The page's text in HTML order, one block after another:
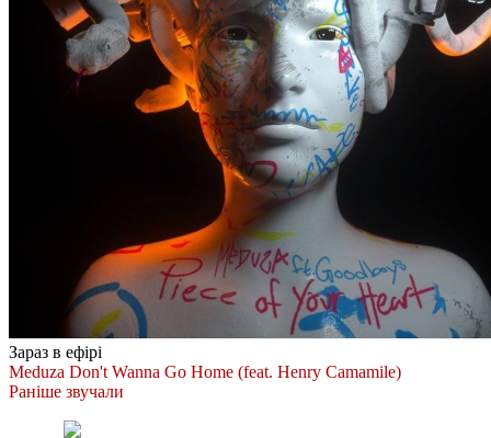
Зараз в ефірі
Meduza Don't Wanna Go Home (feat. Henry Camamile)
Раніше звучали